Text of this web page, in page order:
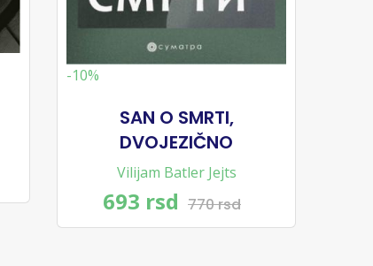
-10%
SAN O SMRTI,
DVOJEZIČNO
Vilijam Batler Jejts
693 rsd 770 rsd